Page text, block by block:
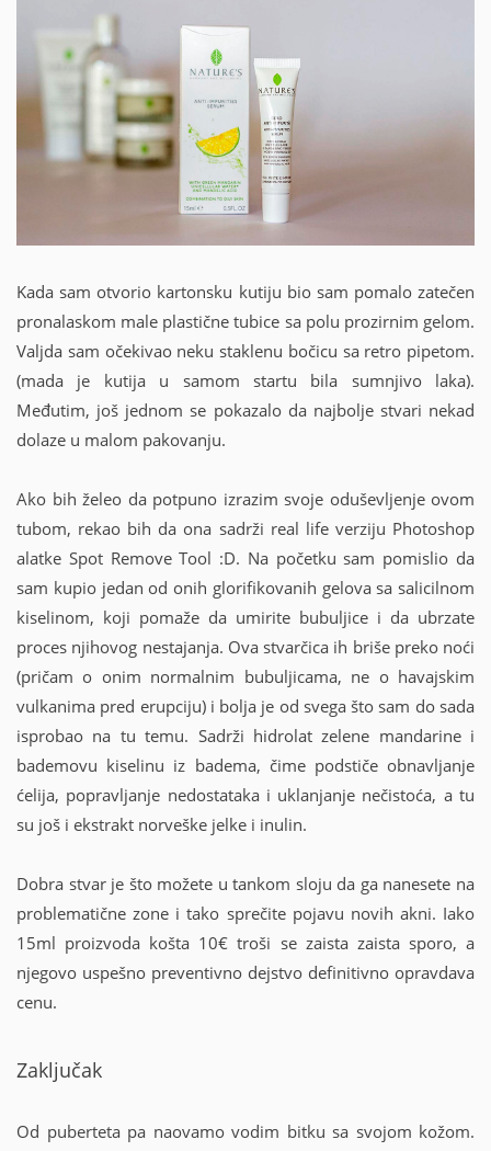
Kada sam otvorio kartonsku kutiju bio sam pomalo zatečen
pronalaskom male plastične tubice sa polu prozirnim gelom.
Valjda sam očekivao neku staklenu bočicu sa retro pipetom.
(mada je kutija u samom startu bila sumnjivo laka).
Međutim, još jednom se pokazalo da najbolje stvari nekad
dolaze u malom pakovanju.
Ako bih želeo da potpuno izrazim svoje oduševljenje ovom
tubom, rekao bih da ona sadrži real life verziju Photoshop
alatke Spot Remove Tool :D. Na početku sam pomislio da
sam kupio jedan od onih glorifikovanih gelova sa salicilnom
kiselinom, koji pomaže da umirite bubuljice i da ubrzate
proces njihovog nestajanja. Ova stvarčica ih briše preko noći
(pričam o onim normalnim bubuljicama, ne o havajskim
vulkanima pred erupciju) i bolja je od svega što sam do sada
isprobao na tu temu. Sadrži hidrolat zelene mandarine i
bademovu kiselinu iz badema, čime podstiče obnavljanje
ćelija, popravljanje nedostataka i uklanjanje nečistoća, a tu
su još i ekstrakt norveške jelke i inulin.
Dobra stvar je što možete u tankom sloju da ga nanesete na
problematične zone i tako sprečite pojavu novih akni. Iako
15ml proizvoda košta 10€ troši se zaista zaista sporo, a
njegovo uspešno preventivno dejstvo definitivno opravdava
cenu.
Zaključak
Od puberteta pa naovamo vodim bitku sa svojom kožom.